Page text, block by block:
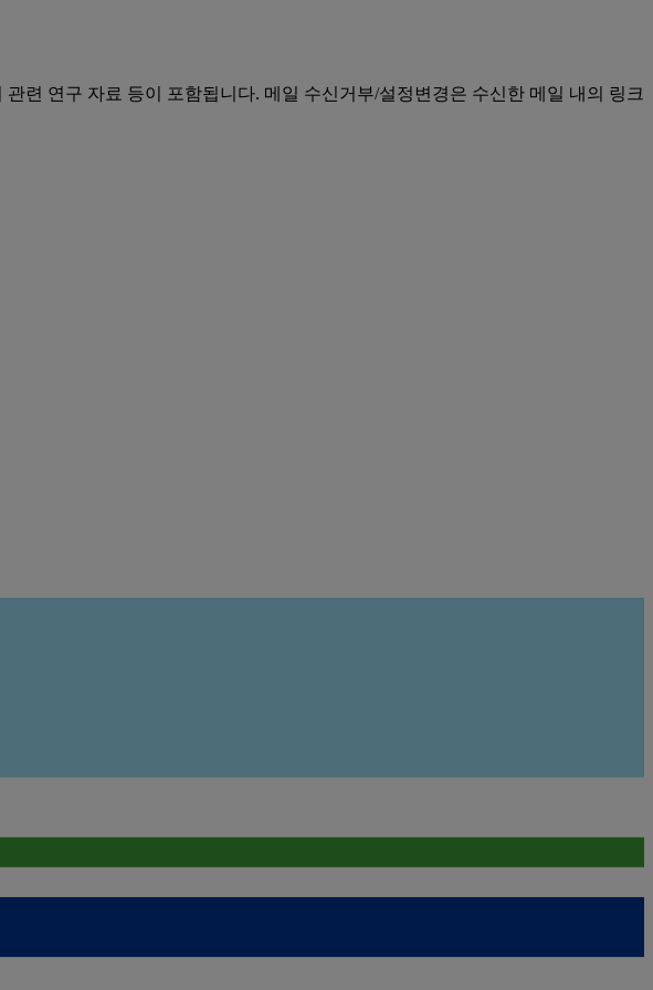
련 연구 자료 등이 포함됩니다. 메일 수신거부/설정변경은 수신한 메일 내의 링크